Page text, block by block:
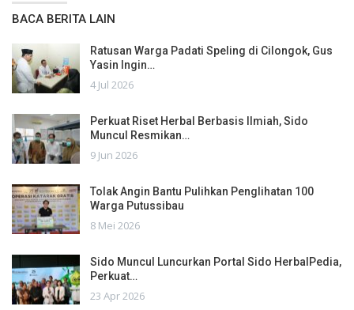
BACA BERITA LAIN
Ratusan Warga Padati Speling di Cilongok, Gus
Yasin Ingin…
4 Jul 2026
Perkuat Riset Herbal Berbasis Ilmiah, Sido
Muncul Resmikan…
9 Jun 2026
Tolak Angin Bantu Pulihkan Penglihatan 100
Warga Putussibau
8 Mei 2026
Sido Muncul Luncurkan Portal Sido HerbalPedia,
Perkuat…
23 Apr 2026